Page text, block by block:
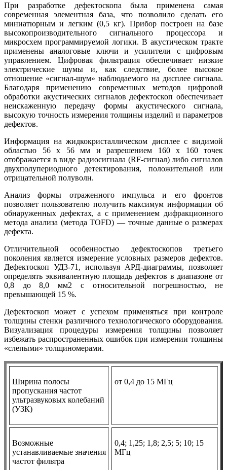
При разработке дефектоскопа была применена самая
современная элементная база, что позволило сделать его
миниатюрным и легким (0,5 кг). Прибор построен на базе
высокопроизводительного сигнального процессора и
микросхем программируемой логики. В акустическом тракте
применены аналоговые ключи и усилители с цифровым
управлением. Цифровая фильтрация обеспечивает низкие
электрические шумы и, как следствие, более высокое
отношение «сигнал-шум» наблюдаемого на дисплее сигнала.
Благодаря применению современных методов цифровой
обработки акустических сигналов дефектоскоп обеспечивает
неискаженную передачу формы акустического сигнала,
высокую точность измерения толщины изделий и параметров
дефектов.
Информация на жидкокристаллическом дисплее с видимой
областью 56 х 56 мм и разрешением 160 х 160 точек
отображается в виде радиосигнала (RF-сигнал) либо сигналов
двухполупериодного детектирования, положительной или
отрицательной полуволн.
Анализ формы отраженного импульса и его фронтов
позволяет пользователю получить максимум информации об
обнаруженных дефектах, а с применением дифракционного
метода анализа (метода TOFD) — точные данные о размерах
дефекта.
Отличительной особенностью дефектоскопов третьего
поколения является измерение условных размеров дефектов.
Дефектоскоп УД3-71, используя АРД-диаграммы, позволяет
определять эквивалентную площадь дефектов в диапазоне от
0,8 до 8,0 мм2 с относительной погрешностью, не
превышающей 15 %.
Дефектоскоп может с успехом применяться при контроле
толщины стенки различного технологического оборудования.
Визуализация процедуры измерения толщины позволяет
избежать распространенных ошибок при измерении толщины
«слепыми» толщиномерами.
Ширина полосы
пропускания частот
ультразвуковых колебаний
(УЗК)
от 0,4 до 15 МГц
Возможные
устанавливаемые значения
частот фильтра
0,4; 1,25; 1,8; 2,5; 5; 10; 15
МГц